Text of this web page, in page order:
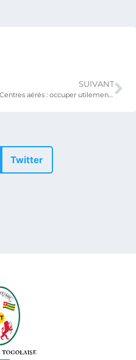
Twitter
SUIVANT
Centres aérés : occuper utilement les jeunes en vacances